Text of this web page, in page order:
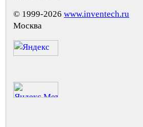
© 1999-2026 www.inventech.ru
Москва